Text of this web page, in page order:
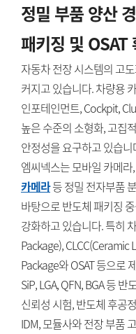
정밀 부품 양산
패키징 및 OSAT
자동차 전장 시스템의 고
커지고 있습니다. 차량용
인포테인먼트, Cockpit,
높은 수준의 소형화, 고집
안정성을 요구하고 있습니
엠씨넥스는 모바일 카메
카메라등 정밀 전자부품
바탕으로 반도체 패키징
강화하고 있습니다. 특히
Package), CLCC(Ceramic
Package와 OSAT 등으로
SiP, LGA, QFN, BGA 등
신뢰성 시험, 반도체 후공
IDM, 모듈사와 전장 부품